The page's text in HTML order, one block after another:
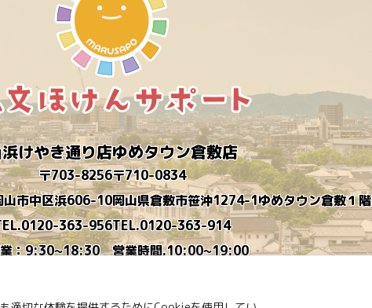
けやき通り店
〒703-8256
山市中区浜606-10
363-956
業：9:30~18:30
ンダーを作ります
ゆめタウン倉敷店
〒710-0834
岡山県倉敷市笹沖1274-1ゆめタウン倉敷１階
TEL.0120-363-914
営業時間.10:00~19:00